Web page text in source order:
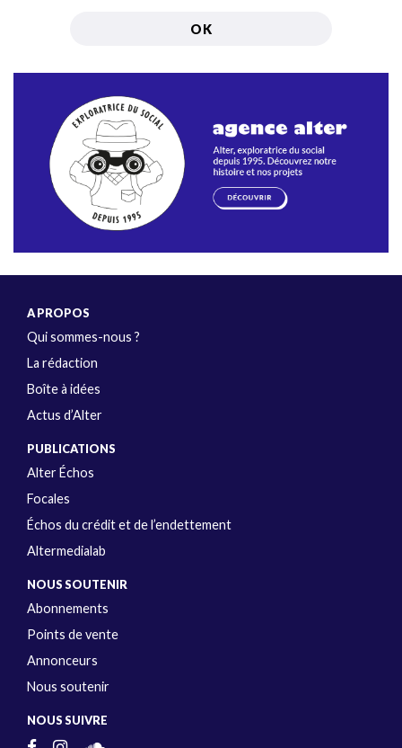
A PROPOS
Qui sommes-nous ?
La rédaction
Boîte à idées
Actus d’Alter
PUBLICATIONS
Alter Échos
Focales
Échos du crédit et de l’endettement
Altermedialab
NOUS SOUTENIR
Abonnements
Points de vente
Annonceurs
Nous soutenir
NOUS SUIVRE